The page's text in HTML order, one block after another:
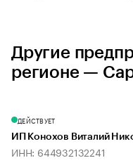
Другие
регионе —
ДЕЙСТВУЕТ
ИП Конохов Виталий
ИНН: 644932132241